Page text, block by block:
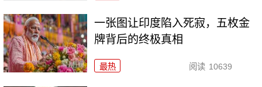
一张图让印度陷入死寂，五枚金
牌背后的终极真相
最热 阅读 10639